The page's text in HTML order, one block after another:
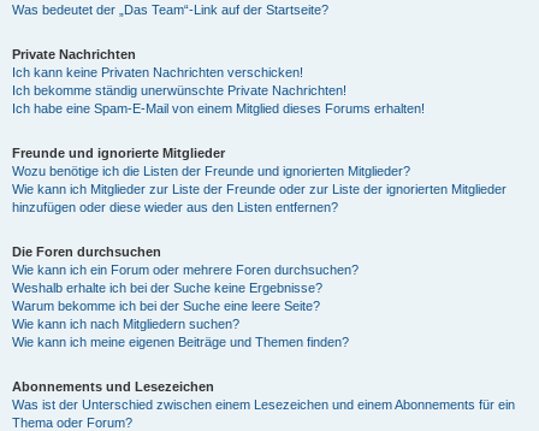
Was bedeutet der „Das Team“-Link auf der Startseite?
Private Nachrichten
Ich kann keine Privaten Nachrichten verschicken!
Ich bekomme ständig unerwünschte Private Nachrichten!
Ich habe eine Spam-E-Mail von einem Mitglied dieses Forums erhalten!
Freunde und ignorierte Mitglieder
Wozu benötige ich die Listen der Freunde und ignorierten Mitglieder?
Wie kann ich Mitglieder zur Liste der Freunde oder zur Liste der ignorierten Mitglieder
hinzufügen oder diese wieder aus den Listen entfernen?
Die Foren durchsuchen
Wie kann ich ein Forum oder mehrere Foren durchsuchen?
Weshalb erhalte ich bei der Suche keine Ergebnisse?
Warum bekomme ich bei der Suche eine leere Seite?
Wie kann ich nach Mitgliedern suchen?
Wie kann ich meine eigenen Beiträge und Themen finden?
Abonnements und Lesezeichen
Was ist der Unterschied zwischen einem Lesezeichen und einem Abonnements für ein
Thema oder Forum?